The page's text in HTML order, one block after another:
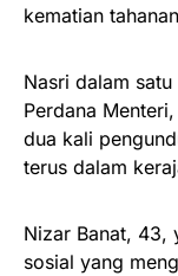
kematian
Nasri dalam
Perdana
dua kali
terus dalam
Nizar Banat, 43,
sosial yang